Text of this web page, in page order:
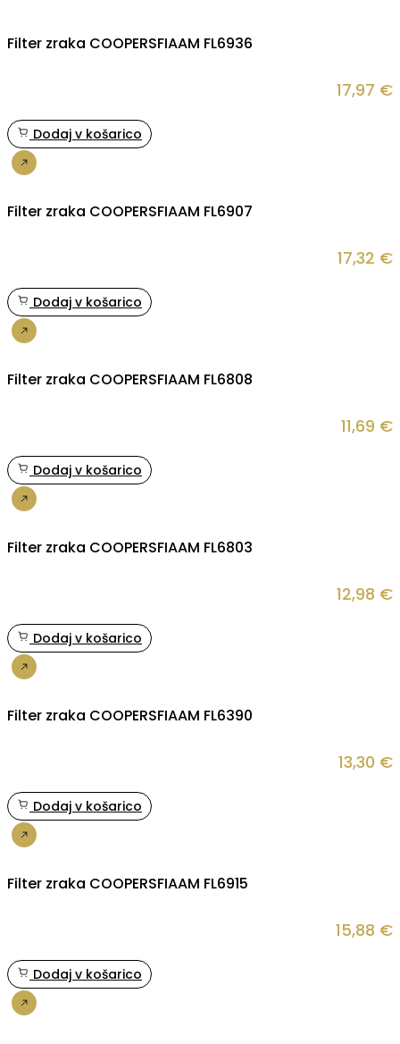
Filter zraka COOPERSFIAAM FL6936
17,97 €
Dodaj v košarico
Filter zraka COOPERSFIAAM FL6907
17,32 €
Dodaj v košarico
Filter zraka COOPERSFIAAM FL6808
11,69 €
Dodaj v košarico
Filter zraka COOPERSFIAAM FL6803
12,98 €
Dodaj v košarico
Filter zraka COOPERSFIAAM FL6390
13,30 €
Dodaj v košarico
Filter zraka COOPERSFIAAM FL6915
15,88 €
Dodaj v košarico